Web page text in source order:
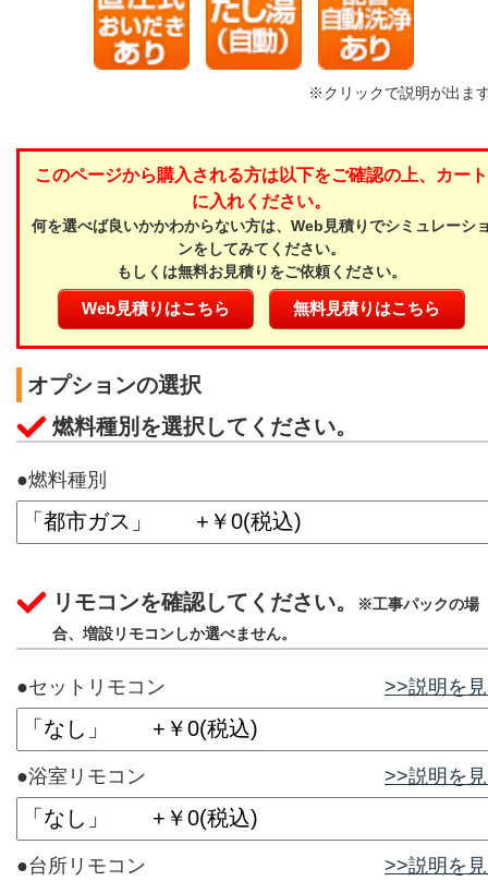
※クリックで説明が出ま
このページから購入される方は以下をご確認の上、カート
に入れください。
何を選べば良いかかわからない方は、Web見積りでシミュレーシ
ンをしてみてください。
もしくは無料お見積りをご依頼ください。
Web見積りはこちら 無料見積りはこちら
オプションの選択
燃料種別を選択してください。
●燃料種別
リモコンを確認してください。
※工事パックの場
合、増設リモコンしか選べません。
●セットリモコン >>説明を
●浴室リモコン >>説明を
●台所リモコン >>説明を